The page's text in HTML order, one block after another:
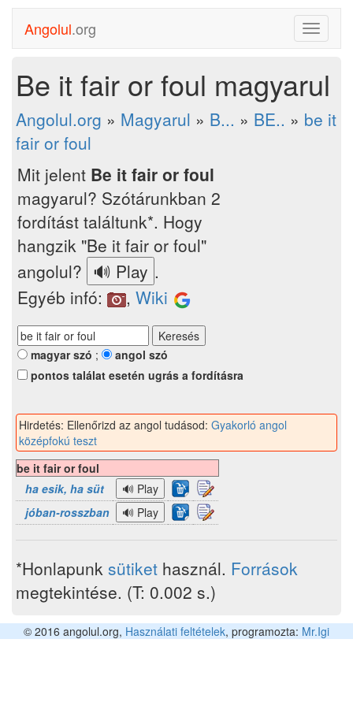
Toggle
Angolul.org
Be it fair or foul magyarul
Angolul.org » Magyarul » B... » BE.. » be it
fair or foul
Mit jelent Be it fair or foul
magyarul? Szótárunkban 2
fordítást találtunk*. Hogy
hangzik "Be it fair or foul"
angolul?
.
Egyéb infó:
, Wiki
magyar szó ;
angol szó
pontos találat esetén ugrás a fordításra
Hirdetés: Ellenőrizd az angol tudásod: Gyakorló angol
középfokú teszt
be it fair or foul
ha esik, ha süt
jóban-rosszban
*Honlapunk sütiket használ. Források
megtekintése. (T: 0.002 s.)
© 2016 angolul.org, Használati feltételek, programozta: Mr.Igi